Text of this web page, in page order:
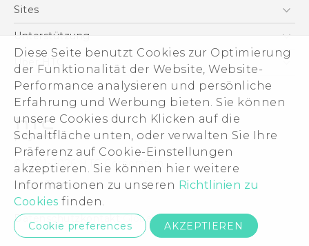
Diese Seite benutzt Cookies zur Optimierung
der Funktionalität der Website, Website-
Performance analysieren und persönliche
Erfahrung und Werbung bieten. Sie können
unsere Cookies durch Klicken auf die
Schaltfläche unten, oder verwalten Sie Ihre
Präferenz auf Cookie-Einstellungen
akzeptieren. Sie können hier weitere
Informationen zu unseren Richtlinien zu
Cookies finden.
Cookie preferences AKZEPTIEREN
behördliche Bestimmungen
English - Quick start guide
English - User manual
English - Safety and regulatory guide
Smartphones
VIVE
Zubehör
Sites
HTC Dev
HTC Vive
Unterstützung
Unterstützung
eCommerce Support
Über HTC
ESG
Impressum
Investor
Cookie Preferences
Offene Stellen
Security and Privacy Whitepaper
© 2011-2026 HTC Corporation
Legal Terms
Datenschutzkontakt: Global-Privacy@htc.com